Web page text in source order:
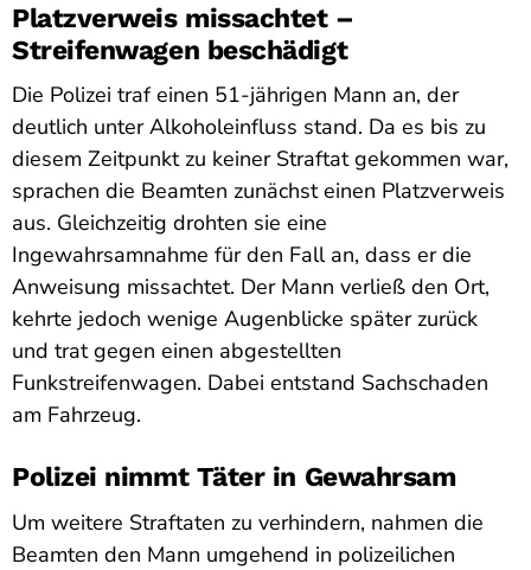
Platzverweis missachtet –
Streifenwagen beschädigt
Die Polizei traf einen 51-jährigen Mann an, der
deutlich unter Alkoholeinfluss stand. Da es bis zu
diesem Zeitpunkt zu keiner Straftat gekommen war,
sprachen die Beamten zunächst einen Platzverweis
aus. Gleichzeitig drohten sie eine
Ingewahrsamnahme für den Fall an, dass er die
Anweisung missachtet. Der Mann verließ den Ort,
kehrte jedoch wenige Augenblicke später zurück
und trat gegen einen abgestellten
Funkstreifenwagen. Dabei entstand Sachschaden
am Fahrzeug.
Polizei nimmt Täter in Gewahrsam
Um weitere Straftaten zu verhindern, nahmen die
Beamten den Mann umgehend in polizeilichen